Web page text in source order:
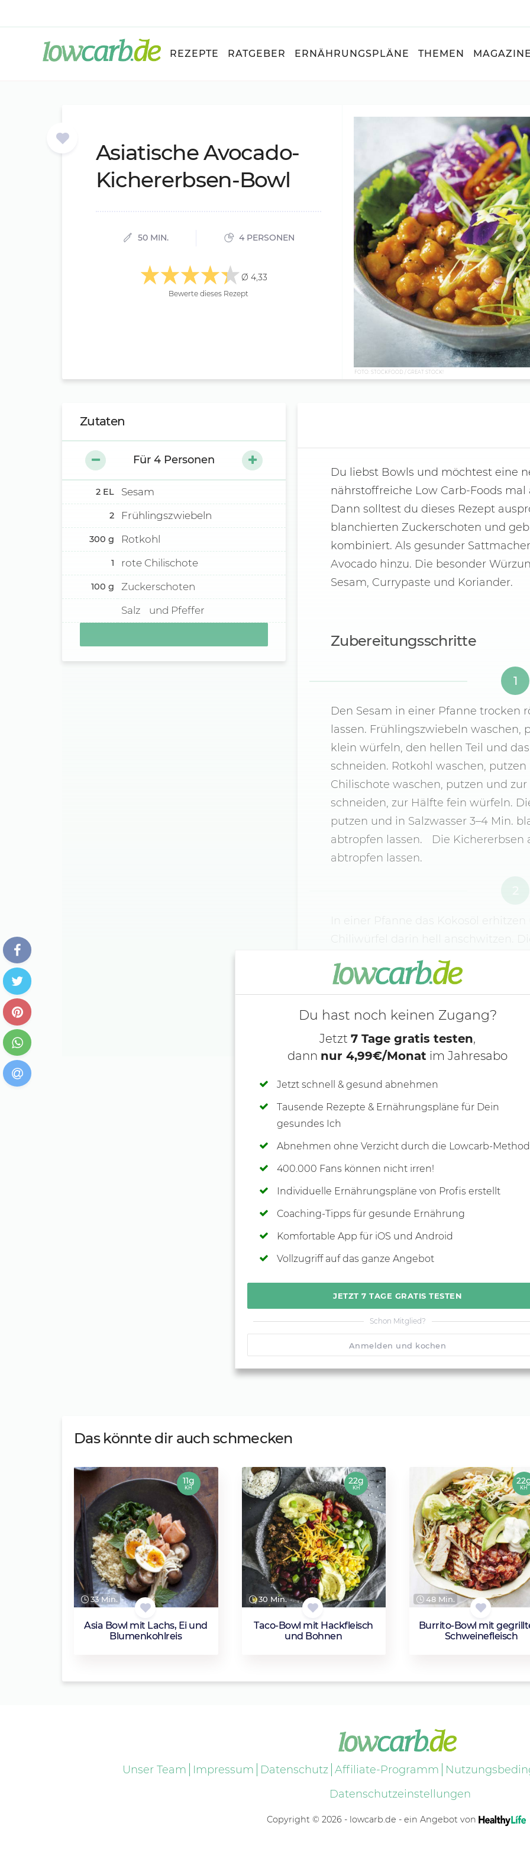
REZEPTE RATGEBER ERNÄHRUNGSPLÄNE THEMEN
FOTO: STOCKFOOD / GREAT STOCK!
Asia­ti­­sche Avo­­ca­­do-
Ki­cher­er­b­­sen-Bowl
50 MIN. 4 PERSONEN
Ø 4,33
Bewerte dieses Rezept
Du liebst Bowls und möchtest eine
nährstoffreiche Low Carb-Foods
Dann solltest du dieses Rezept
blanchierten Zuckerschoten und
kombiniert. Als gesunder
Avocado hinzu. Die besonder
Sesam, Currypaste und Koriander.
Zubereitungsschritte
1
Den Sesam in einer Pfanne trocken
lassen. Frühlingszwiebeln waschen,
klein würfeln, den hellen Teil und
schneiden. Rotkohl waschen,
Chilischote waschen, putzen und
schneiden, zur Hälfte fein würfeln.
putzen und in Salzwasser 3–4 Min.
abtropfen lassen. Die Kichererbsen
abtropfen lassen.
In einer Pfanne das Kokosöl
Chiliwürfel darin hell anschwitzen.
mitgaren und alles mit der
und die passierten Tomaten
und mit Salz und Pfeffer würzen.
Zutaten
Für 4 Personen
2 EL Sesam
2 Frühlingszwiebeln
300 g Rotkohl
1 rote Chilischote
100 g
Zuckerschoten
Salz und Pfeffer
Du hast noch keinen Zugang?
Jetzt 7 Tage gratis testen,
dann nur 4,99€/Monat im Jahresabo
Jetzt schnell & gesund abnehmen
Tausende Rezepte & Ernährungspläne für Dein
gesundes Ich
Abnehmen ohne Verzicht durch die Lowcarb-
400.000 Fans können nicht irren!
Individuelle Ernährungspläne von Profis erstellt
Coaching-Tipps für gesunde Ernährung
Komfortable App für iOS und Android
Vollzugriff auf das ganze Angebot
JETZT 7 TAGE GRATIS TESTEN
Schon Mitglied?
Anmelden und kochen
Das könnte dir auch schmecken
33 Min.
Asia Bowl mit Lachs, Ei und
Blumenkohlreis
11g
KH
30 Min.
Taco-Bowl mit Hackfleisch
und Bohnen
22g
KH
48 Min.
Burrito-Bowl mit
Schweinefleisch
KH
Unser Team Impressum Datenschutz Affiliate-Programm
Datenschutzeinstellungen
Copyright © 2026 - lowcarb.de - ein Angebot von